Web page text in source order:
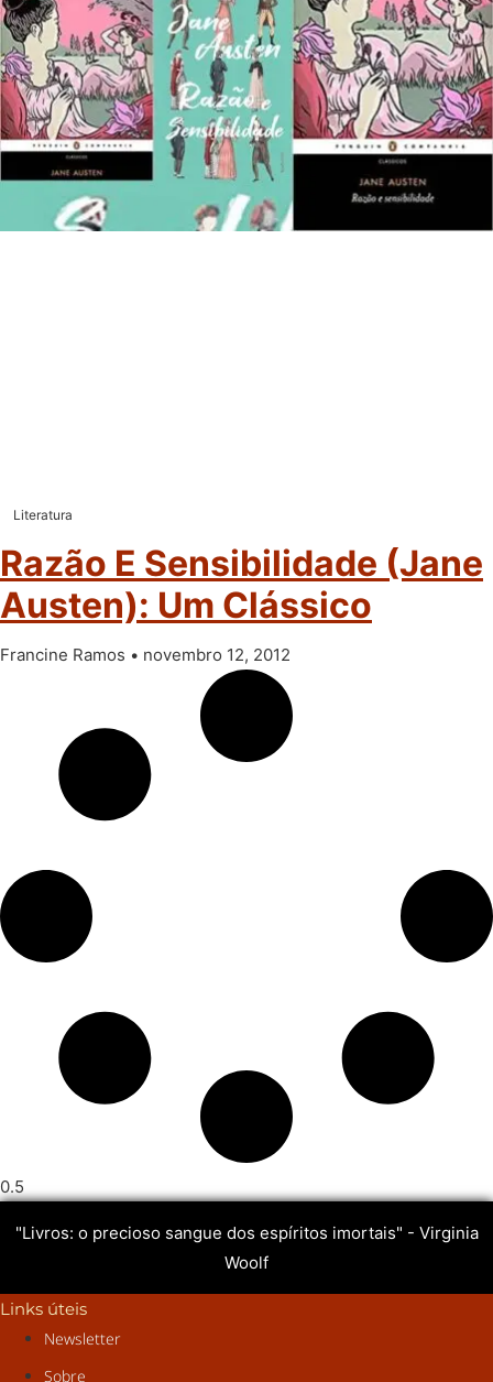
Literatura
Razão E Sensibilidade (Jane
Austen): Um Clássico
Francine Ramos novembro 12, 2012
"Livros: o precioso sangue dos espíritos imortais" - Virginia
Woolf
Links úteis
Newsletter
Sobre